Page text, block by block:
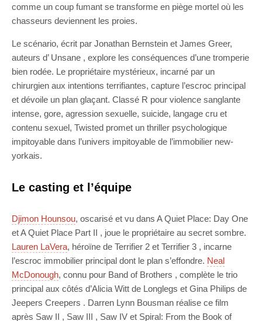
comme un coup fumant se transforme en piège mortel où les
chasseurs deviennent les proies.
Le scénario, écrit par Jonathan Bernstein et James Greer,
auteurs d’ Unsane , explore les conséquences d’une tromperie
bien rodée. Le propriétaire mystérieux, incarné par un
chirurgien aux intentions terrifiantes, capture l’escroc principal
et dévoile un plan glaçant. Classé R pour violence sanglante
intense, gore, agression sexuelle, suicide, langage cru et
contenu sexuel, Twisted promet un thriller psychologique
impitoyable dans l’univers impitoyable de l’immobilier new-
yorkais.
Le casting et l’équipe
Djimon Hounsou, oscarisé et vu dans A Quiet Place: Day One
et A Quiet Place Part II , joue le propriétaire au secret sombre.
Lauren LaVera, héroïne de Terrifier 2 et Terrifier 3 , incarne
l’escroc immobilier principal dont le plan s’effondre. Neal
McDonough, connu pour Band of Brothers , complète le trio
principal aux côtés d’Alicia Witt de Longlegs et Gina Philips de
Jeepers Creepers . Darren Lynn Bousman réalise ce film
après Saw II , Saw III , Saw IV et Spiral: From the Book of